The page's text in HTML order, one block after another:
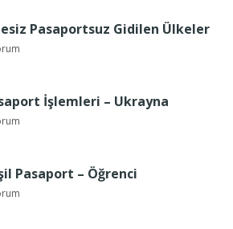
Pasaportsuz Gidilen Ülkeler
İşlemleri – Ukrayna
Pasaport – Öğrenci